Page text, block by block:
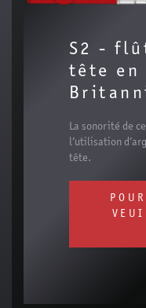
S2 -
tête en
La sonorité de
l’utilisation
tête.